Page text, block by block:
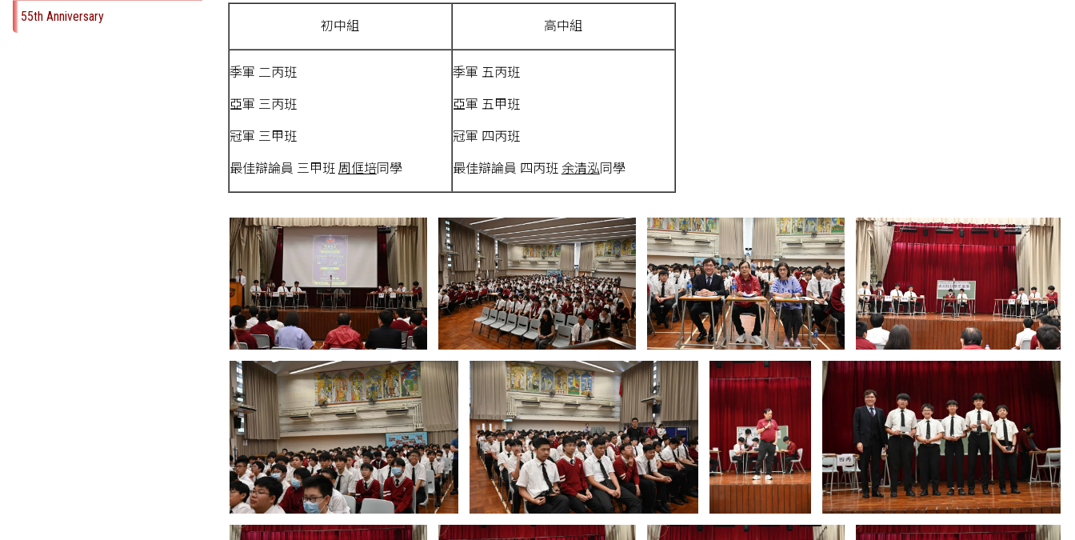
55th Anniversary
初中組 高中組
季軍 二丙班
亞軍 三丙班
冠軍 三甲班
最佳辯論員 三甲班 周㑌培同學
季軍 五丙班
亞軍 五甲班
冠軍 四丙班
最佳辯論員 四丙班 余清泓同學